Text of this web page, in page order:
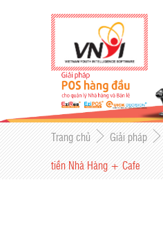
Trang chủ Giải pháp
tiền Nhà Hàng + Cafe